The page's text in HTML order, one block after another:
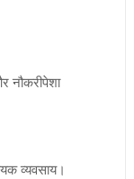
नौकरीपेशा
व्यवसाय।